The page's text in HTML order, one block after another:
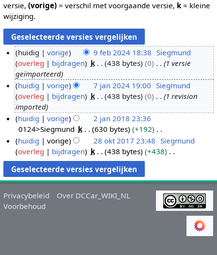
versie, (vorige)= verschil met voorgaande versie, k= kleine
wijziging.
e
0
4
huidig vorige 9 feb 2024 18:38 Siegmund
overleg
bijdragen k 438 bytes 0
1 versie
geïmporteerd
a
2
2
4
huidig vorige 7 jan 2024 19:00 Siegmund
overleg
bijdragen k 438 bytes 0
1 revision
imported
n
2
0
1
8
huidig vorige
2 jan 2018 23:36
0124>Siegmund k 630 bytes
+192
G
e
e
n
b
e
w
8
o
k
t
2
huidig vorige 28 okt 2017 23:48 Siegmund
overleg
bijdragen k 438 bytes
+438
G
e
e
n
b
Privacybeleid
Over DCCar_WIKI_NL
Voorbehoud